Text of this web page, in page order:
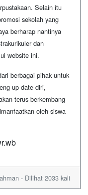
Selain itu
sekolah yang
berharap nantinya
dan
website ini.
berbagai pihak untuk
up date diri,
terus berkembang
oleh siswa
- Dilihat 2033 kali